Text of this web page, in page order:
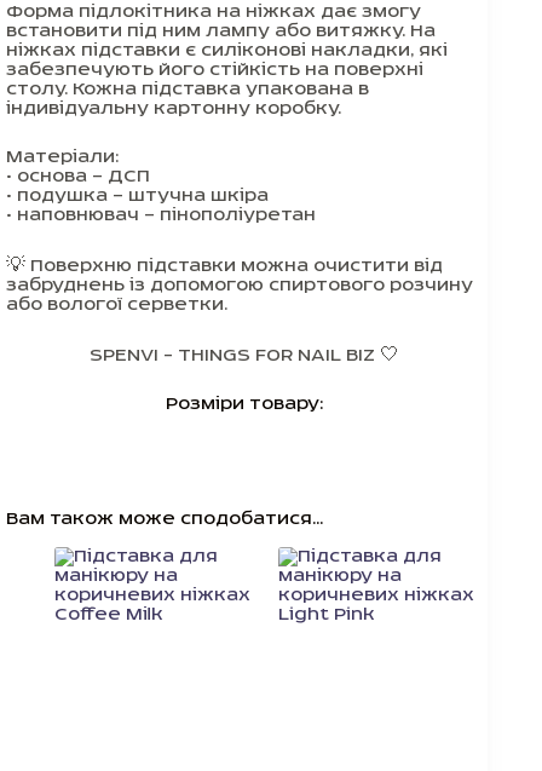
Форма підлокітника на ніжках дає змогу
встановити під ним лампу або витяжку. На
ніжках підставки є силіконові накладки, які
забезпечують його стійкість на поверхні
столу. Кожна підставка упакована в
індивідуальну картонну коробку.
Матеріали:
• основа — ДСП
• подушка — штучна шкіра
• наповнювач — пінополіуретан
💡 Поверхню підставки можна очистити від
забруднень із допомогою спиртового розчину
або вологої серветки.
SPENVI – THINGS FOR NAIL BIZ 🤍
Розміри товару:
Вам також може сподобатися…